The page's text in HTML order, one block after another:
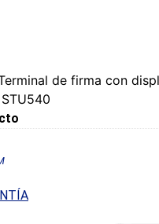
de firma con